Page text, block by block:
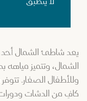
يعد شاطئ الشمال
الشمال، وتتميز مياهه
وللأطفال الصغار.
كافٍ من الدشات